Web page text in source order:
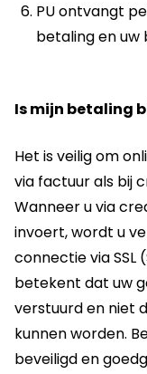
PU ontvangt
betaling en
Is mijn betaling
Het is veilig om
via factuur als bij
Wanneer u via
invoert, wordt u
connectie via SSL
betekent dat uw
verstuurd en niet
kunnen worden.
beveiligd en